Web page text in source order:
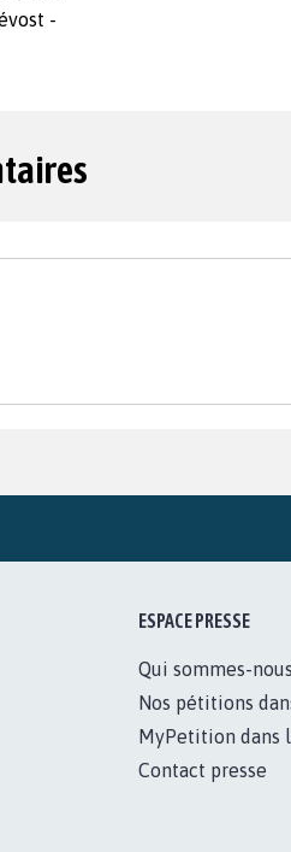
-
ESPACE PRESSE
Qui sommes-
Nos pétitions
MyPetition dans
Contact presse